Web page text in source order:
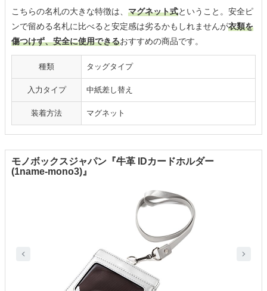
こちらの名札の大きな特徴は、 マグネット式ということ。安全ピ
ンで留める名札に比べると安定感は劣るかもしれませんが衣類を
傷つけず、安全に使用できるおすすめの商品です。
種類 タッグタイプ
入力タイプ 中紙差し替え
装着方法 マグネット
モノボックスジャパン『牛革 IDカードホルダー
(1name-mono3)』